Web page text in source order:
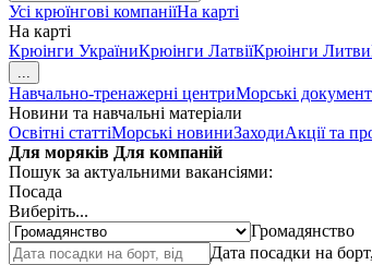
Усі крюїнгові компаніїНа карті
На карті
Крюінги УкраїниКрюінги ЛатвіїКрюінги Литви
...
Навчально-тренажерні центриМорські
Новини та навчальні матеріали
Освітні статтіМорські новиниЗаходиАкції та
Для моряків Для компаній
Пошук за актуальними вакансіями:
Посада
Виберіть...
Громадянство
Дата посадки на